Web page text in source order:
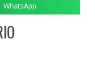
WhatsApp